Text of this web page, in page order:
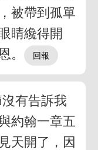
被帶到孤單
睛纔得開
。
有告訴我
約翰一章五
天開了，因